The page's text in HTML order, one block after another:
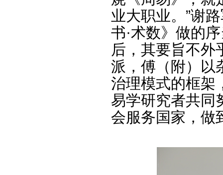
业大职业。”谢
书·术数》做的
后，其要旨不外
派，傅（附）以
治理模式的框架
易学研究者共同
会服务国家，做